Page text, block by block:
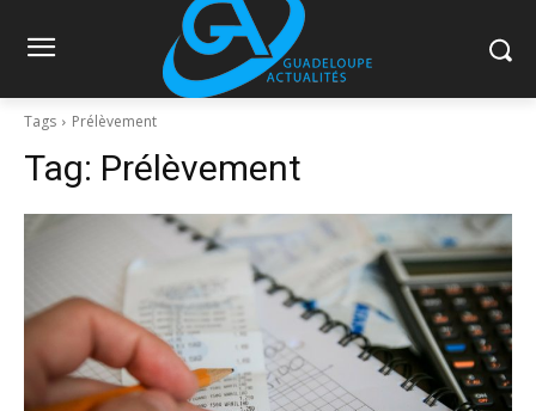
Tags Prélèvement
Tag: Prélèvement